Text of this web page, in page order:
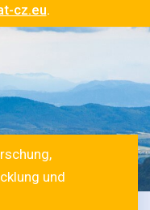
cz.eu.
und